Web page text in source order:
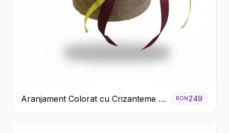
Aranjament Colorat cu Crizanteme în
Cutie Rustică
RON 249